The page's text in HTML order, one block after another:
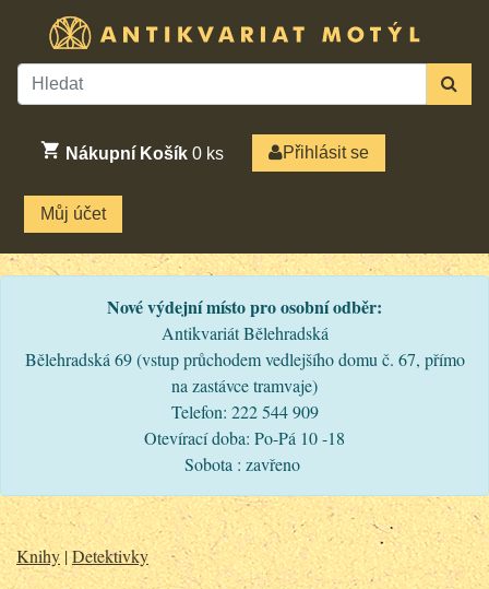
Nákupní Košík 0 ks Přihlásit se
Můj účet
Nové výdejní místo pro osobní odběr:
Antikvariát Bělehradská
Bělehradská 69 (vstup průchodem vedlejšího domu č. 67, přímo
na zastávce tramvaje)
Telefon: 222 544 909
Otevírací doba: Po-Pá 10 -18
Sobota : zavřeno
Knihy|Detektivky